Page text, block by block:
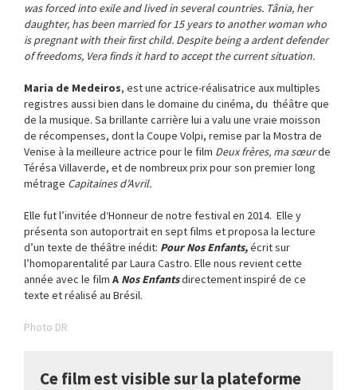
was forced into exile and lived in several countries. Tânia, her
daughter, has been married for 15 years to another woman who
is pregnant with their first child. Despite being a ardent defender
of freedoms, Vera finds it hard to accept the current situation.
Maria de Medeiros, est une actrice-réalisatrice aux multiples
registres aussi bien dans le domaine du cinéma, du théâtre que
de la musique. Sa brillante carrière lui a valu une vraie moisson
de récompenses, dont la Coupe Volpi, remise par la Mostra de
Venise à la meilleure actrice pour le film Deux frères, ma sœurde
Térésa Villaverde, et de nombreux prix pour son premier long
métrage Capitaines d’Avril.
Elle fut l’invitée d‘Honneur de notre festival en 2014. Elle y
présenta son autoportrait en sept films et proposa la lecture
d’un texte de théâtre inédit: Pour Nos Enfants,écrit sur
l’homoparentalité par Laura Castro. Elle nous revient cette
année avec le film A Nos Enfantsdirectement inspiré de ce
texte et réalisé au Brésil.
Photo DR
Ce film est visible sur la plateforme